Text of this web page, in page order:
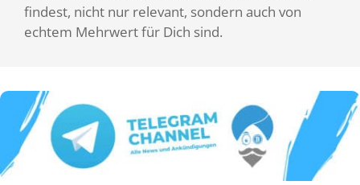
findest, nicht nur relevant, sondern auch von
echtem Mehrwert für Dich sind.